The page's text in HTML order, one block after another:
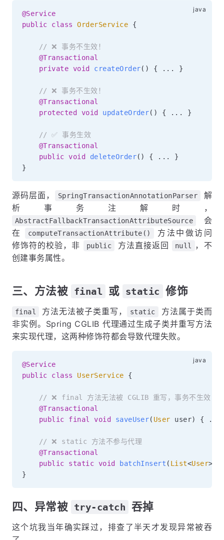
@Service
public
class OrderService {
// ❌ 事务不生效！
@Transactional
private void createOrder( ) { . . . }
// ❌ 事务不生效！
@Transactional
protected
void updateOrder( ) { . . . }
// ✅ 事务生效
@Transactional
public void deleteOrder( ) { . . .
}
}
源码层面， SpringTransactionAnnotationParser
解
析事务注解时，
AbstractFallbackTransactionAttributeSource
会
在
computeTransactionAttribute()
方法中做访问
修饰符的校验，非
public 方法直接返回 null
，不
创建事务属性。
三、方法被 final 或 static 修饰
final 方法无法被子类重写， static
方法属于类而
非实例。Spring CGLIB 代理通过生成子类并重写方法
来实现代理，这两种修饰符都会导致代理失败。
@Service
public
class UserService {
// ❌ final 方法无法被 CGLIB 重写，事务不生效
@Transactional
public
final void saveUser( User user) { .
// ❌ static 方法不参与代理
@Transactional
public
static void batchInsert ( List<User>
}
四、异常被 try-catch 吞掉
这个坑我当年确实踩过，排查了半天才发现异常被吞